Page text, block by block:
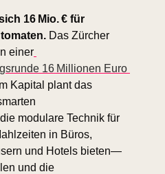
16 Mio. € für
Das Zürcher
einer
16 Millionen Euro
Kapital plant das
modulare Technik für
in Büros,
und Hotels bieten—
und die